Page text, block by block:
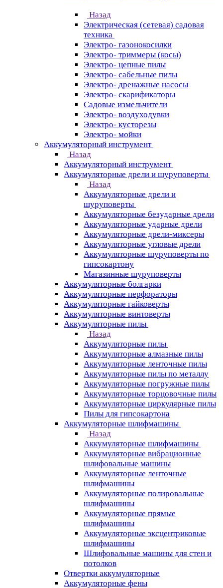
Назад
Электрическая (сетевая) садовая
техника
Электро- газонокосилки
Электро- триммеры (косы)
Электро- цепные пилы
Электро- сабельные пилы
Электро- дренажные насосы
Электро- скарификаторы
Садовые измельчители
Электро- воздуходувки
Электро- кусторезы
Электро- мойки
Аккумуляторный инструмент
Назад
Аккумуляторный инструмент
Аккумуляторные дрели и шуруповерты
Назад
Аккумуляторные дрели и
шуруповерты
Аккумуляторные безударные дрели
Аккумуляторные ударные дрели
Аккумуляторные дрели-миксеры
Аккумуляторные угловые дрели
Аккумуляторные шуруповерты по
гипсокартону
Магазинные шуруповерты
Аккумуляторные болгарки
Аккумуляторные перфораторы
Аккумуляторные гайковерты
Аккумуляторные винтоверты
Аккумуляторные пилы
Назад
Аккумуляторные пилы
Аккумуляторные алмазные пилы
Аккумуляторные ленточные пилы
Аккумуляторные пилы по металлу
Аккумуляторные погружные пилы
Аккумуляторные торцовочные пилы
Аккумуляторные циркулярные пилы
Пилы для гипсокартона
Аккумуляторные шлифмашины
Назад
Аккумуляторные шлифмашины
Аккумуляторные вибрационные
шлифовальные машины
Аккумуляторные ленточные
шлифмашины
Аккумуляторные полировальные
шлифмашины
Аккумуляторные прямые
шлифмашины
Аккумуляторные эксцентриковые
шлифмашины
Шлифовальные машины для стен и
потолков
Отвертки аккумуляторные
Аккумуляторные фены